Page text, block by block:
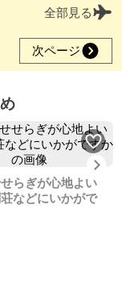
全部見る
次ページ
らぎが心地よい
などにいかがで